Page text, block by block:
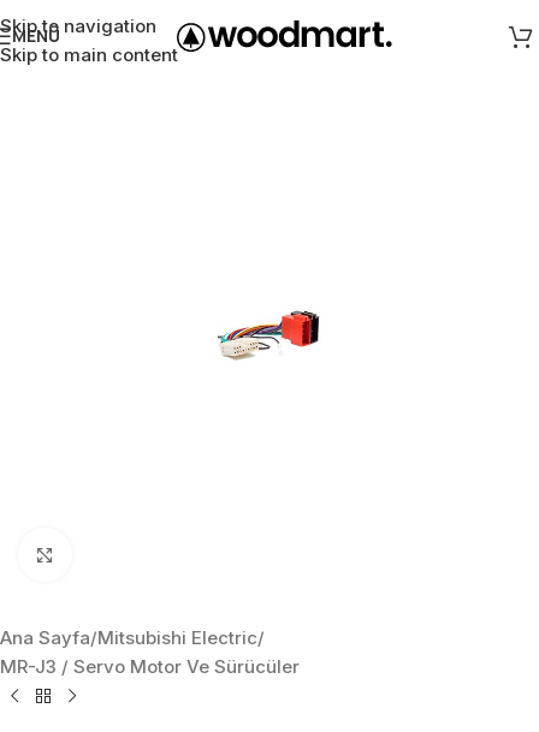
Skip to navigation
Skip to main content
MENÜ
Ana Sayfa/Mitsubishi Electric/
MR-J3 / Servo Motor Ve Sürücüler